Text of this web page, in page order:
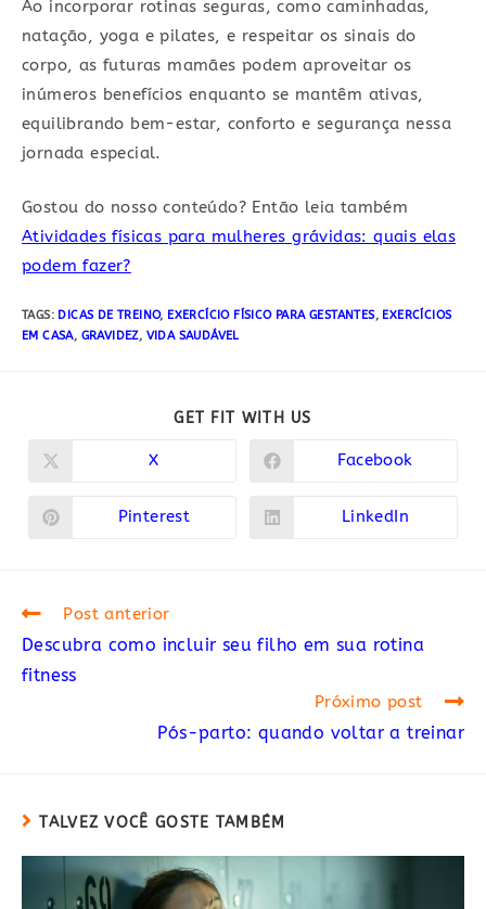
Ao incorporar rotinas seguras, como caminhadas,
natação, yoga e pilates, e respeitar os sinais do
corpo, as futuras mamães podem aproveitar os
inúmeros benefícios enquanto se mantêm ativas,
equilibrando bem-estar, conforto e segurança nessa
jornada especial.
Gostou do nosso conteúdo? Então leia também
Atividades físicas para mulheres grávidas: quais elas
podem fazer?
TAGS: DICAS DE TREINO, EXERCÍCIO FÍSICO PARA GESTANTES, EXERCÍCIOS
EM CASA, GRAVIDEZ, VIDA SAUDÁVEL
GET FIT WITH US
Abre
nova
janela
X
Abre
nova
janela
Facebook
Abre
Pinterest
Abre
LinkedIn
Read
articles
Post anterior
Descubra como incluir seu filho em sua rotina
fitness
Próximo post
Pós-parto: quando voltar a treinar
TALVEZ VOCÊ GOSTE TAMBÉM